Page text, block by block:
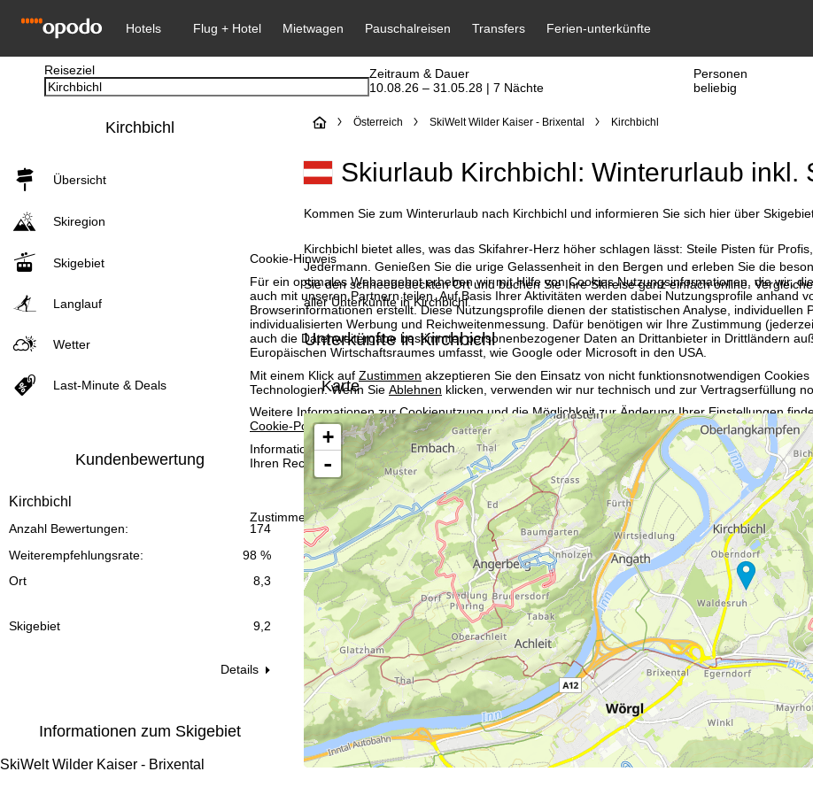
Cookie-Hinweis
Für ein optimales Webangebot erheben wir mit Hilfe von Cookies Nutzungsinformationen, die wir,
auch mit unseren Partnern teilen. Auf Basis Ihrer Aktivitäten werden dabei Nutzungsprofile anhand
Browserinformationen erstellt. Diese Nutzungsprofile dienen der statistischen Analyse, individuellen
individualisierten Werbung und Reichweitenmessung. Dafür benötigen wir Ihre Zustimmung
auch die Datenweitergabe bestimmter personenbezogener Daten an Drittanbieter in Drittländern
Europäischen Wirtschaftsraumes umfasst, wie Google oder Microsoft in den USA.
Mit einem Klick auf Zustimmen akzeptieren Sie den Einsatz von nicht funktionsnotwendigen
Technologien. Wenn Sie Ablehnen klicken, verwenden wir nur technisch und zur Vertragserfüllung
Weitere Informationen zur Cookienutzung und die Möglichkeit zur Änderung Ihrer Einstellungen
Cookie-Policy.
Informationen zum Verantwortlichen finden Sie in unseremImpressum. Informationen zu den
Ihren Rechten finden Sie in unserer
Datenschutzerklärung.
Zustimmen
Reiseziel
Zeitraum & Dauer
10.08.26 – 31.05.28 | 7 Nächte
Personen
beliebig
Kirchbichl
Übersicht
Skiregion
Skigebiet
Langlauf
Wetter
Last-Minute & Deals
Kundenbewertung
Kirchbichl
174
Anzahl Bewertungen:
98 %
Weiterempfehlungsrate:
Ort
8,3
Skigebiet 9,2
Details
Informationen zum Skigebiet
SkiWelt Wilder Kaiser - Brixental
S
t
t
s
e
i
t
e
Österreich SkiWelt Wilder Kaiser - Brixental Kirchbichl
Skiurlaub Kirchbichl: Winterurlaub inkl.
Kommen Sie zum Winterurlaub nach Kirchbichl und informieren Sie sich hier über
Kirchbichl bietet alles, was das Skifahrer-Herz höher schlagen lässt: Steile Pisten für
Jedermann. Genießen Sie die urige Gelassenheit in den Bergen und erleben Sie die
Sie den schneebedeckten Ort und buchen Sie Ihre Skireise ganz einfach online.
aller Unterkünfte in Kirchbichl.
Unterkünfte in Kirchbichl
Karte
+
-